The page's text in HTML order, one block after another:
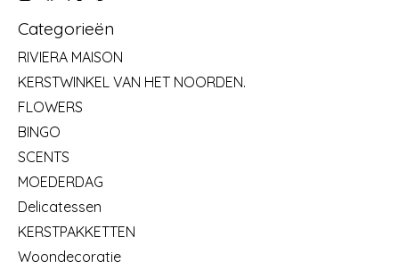
Categorieën
RIVIERA MAISON
KERSTWINKEL VAN HET NOORDEN.
FLOWERS
BINGO
SCENTS
MOEDERDAG
Delicatessen
KERSTPAKKETTEN
Woondecoratie